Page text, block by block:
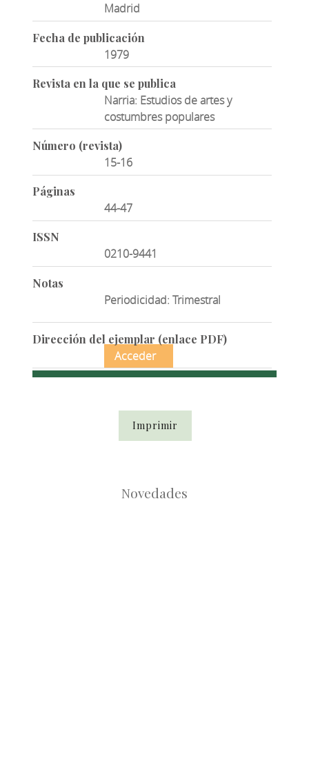
Madrid
Fecha de publicación
1979
Revista en la que se publica
Narria: Estudios de artes y
costumbres populares
Número (revista)
15-16
Páginas
44-47
ISSN
0210-9441
Notas
Periodicidad: Trimestral
Dirección del ejemplar (enlace PDF)
Acceder
Imprimir
Novedades